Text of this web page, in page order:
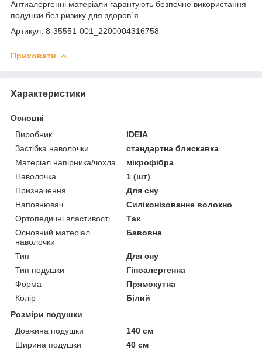
Антиалергенні матеріали гарантують безпечне використання
подушки без ризику для здоров`я.
Артикул: 8-35551-001_2200004316758
Приховати
Характеристики
Основні
Виробник
IDEIA
Застібка наволочки
стандартна блискавка
Матеріал напірника/чохла
мікрофібра
Наволочка
1 (шт)
Призначення
Для сну
Наповнювач
Силіконізованне волокно
Ортопедичні властивості
Так
Основний матеріал
наволочки
Бавовна
Тип
Для сну
Тип подушки
Гіпоалергенна
Форма
Прямокутна
Колір
Білий
Розміри подушки
Довжина подушки
140 см
Ширина подушки
40 см